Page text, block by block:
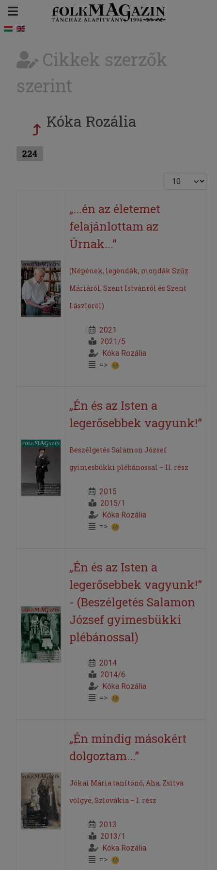
Cikkek szerzők
szerint
Kóka Rozália
224
Tételek #
„...én az életemet
felajánlottam az
Úrnak...”
(Népének, legendák, mondák Szűz
Máriáról, Szent Istvánról és Szent
Lászlóról)
2021
2021/5
Kóka Rozália
=>
„Én és az Isten a
legerősebbek vagyunk!”
Beszélgetés Salamon József
gyimesbükki plébánossal – II. rész
2015
2015/1
Kóka Rozália
=>
„Én és az Isten a
legerősebbek vagyunk!”
- (Beszélgetés Salamon
József gyimesbükki
plébánossal)
2014
2014/6
Kóka Rozália
=>
„Én mindig másokért
dolgoztam...”
Jókai Mária tanítónő, Aha, Zsitva
völgye, Szlovákia – I. rész
2013
2013/1
Kóka Rozália
=>